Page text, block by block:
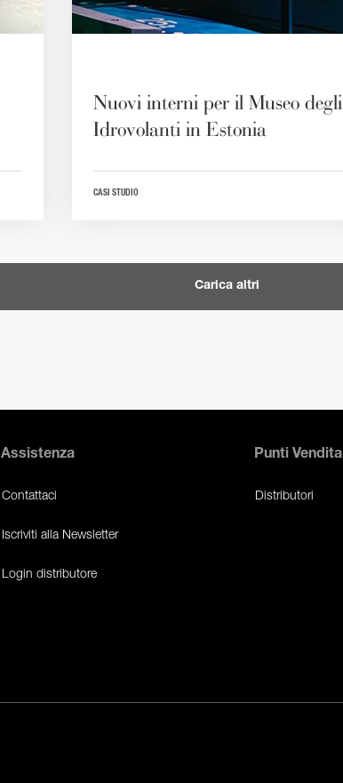
Nuovi interni per il Museo degli
Idrovolanti in Estonia
CASI STUDIO
Carica altri
Assistenza
Contattaci
Iscriviti alla Newsletter
Login distributore
Punti Vendita
Distributori